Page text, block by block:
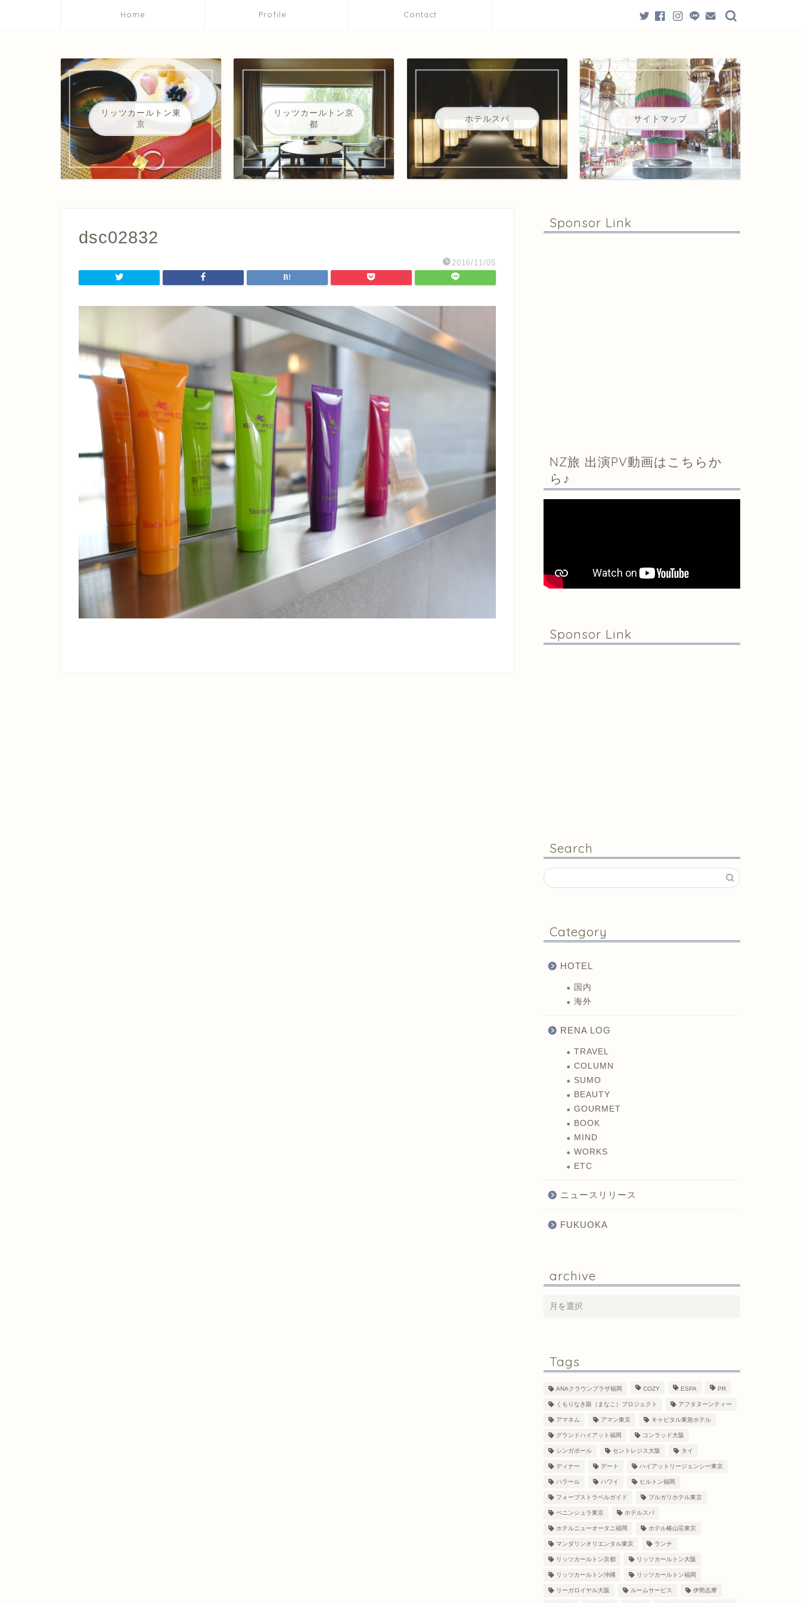
Home Profile Contact
リッツカールトン東
京
リッツカールトン京
都
ホテルスパ サイトマップ
dsc02832
2016/11/05
Sponsor Link
NZ旅 出演PV動画はこちらか
ら♪
Sponsor Link
Search
Category
HOTEL
国内
海外
RENA LOG
TRAVEL
COLUMN
SUMO
BEAUTY
GOURMET
BOOK
MIND
WORKS
ETC
ニュースリリース
FUKUOKA
archive
Tags
ANAクラウンプラザ福岡 COZY ESPA PR
くもりなき眼（まなこ）プロジェクト アフタヌーンティー
アマネム アマン東京 キャピタル東急ホテル
グランドハイアット福岡 コンラッド大阪
シンガポール セントレジス大阪 タイ
ディナー デート ハイアットリージェンシー東京
ハラール ハワイ ヒルトン福岡
フォーブストラベルガイド ブルガリホテル東京
ペニンシュラ東京 ホテルスパ
ホテルニューオータニ福岡 ホテル椿山荘東京
マンダリンオリエンタル東京 ランチ
リッツカールトン京都 リッツカールトン大阪
リッツカールトン沖縄 リッツカールトン福岡
リーガロイヤル大阪 ルームサービス 伊勢志摩